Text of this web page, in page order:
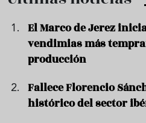
El Marco de Jerez
vendimias más
producción
Fallece Florencio
histórico del sector